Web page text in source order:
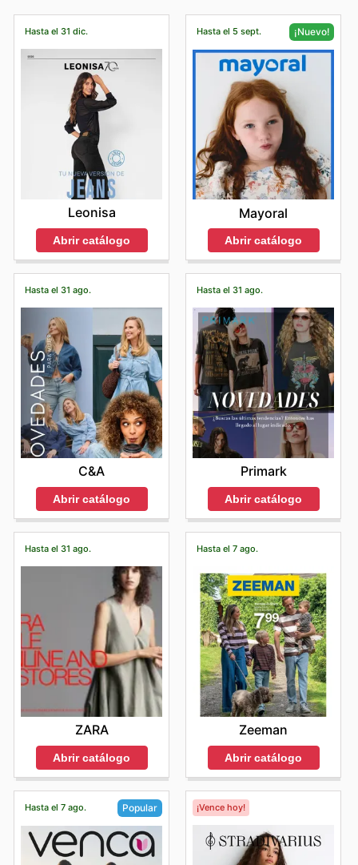
cupones de Gant,
antes de visitar su tienda, asegurándote de conocer los
horarios y las opciones de recogida en tienda.
Hasta el 31 dic.
Leonisa
Abrir catálogo
Hasta el 5 sept. ¡Nuevo!
Mayoral
Abrir catálogo
Hasta el 31 ago.
C&A
Abrir catálogo
Hasta el 31 ago.
Primark
Abrir catálogo
Hasta el 31 ago.
ZARA
Abrir catálogo
Hasta el 7 ago.
Zeeman
Abrir catálogo
Hasta el 7 ago. Popular ¡Vence hoy!